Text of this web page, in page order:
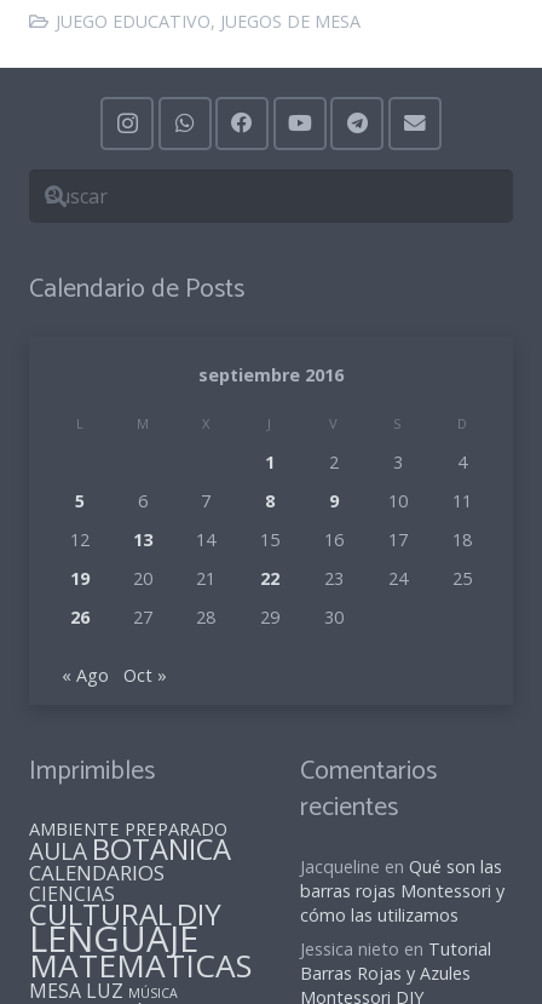
JUEGO EDUCATIVO, JUEGOS DE MESA
Calendario de Posts
septiembre 2016
L M X J V S D
1 2 3
4
5
6 7 8 9 10
11
12
13 14 15 16 17
18
19
20 21 22 23 24
25
26
27 28 29 30
« Ago Oct »
Imprimibles
AMBIENTE PREPARADO
AULA BOTANICA
CALENDARIOS
CIENCIAS
CULTURALDIY
LENGUAJE
MATEMATICAS
MESA LUZ MÚSICA
Comentarios
recientes
Jacqueline en Qué son las
barras rojas Montessori y
cómo las utilizamos
Jessica nieto en Tutorial
Barras Rojas y Azules
Montessori DIY